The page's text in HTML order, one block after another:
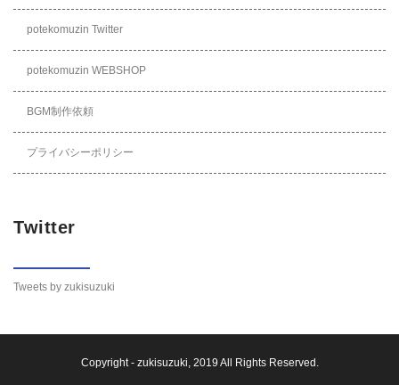
potekomuzin Twitter
potekomuzin WEBSHOP
BGM制作依頼
プライバシーポリシー
Twitter
Tweets by zukisuzuki
Copyright - zukisuzuki, 2019 All Rights Reserved.